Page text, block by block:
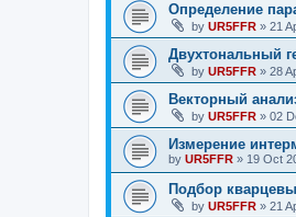
Определение
by UR5FFR » 21
Двухтональный
by UR5FFR » 28
Векторный
by UR5FFR » 02
Измерение
by UR5FFR » 19 Oct
Подбор
by UR5FFR » 21